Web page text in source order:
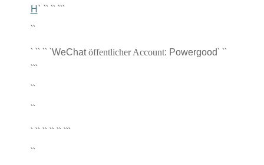
H ` `` `` ```
``
` `` `` `WeChatöffentlicher Account: Powergood` ``
```
``
``
` `` `` `` `` ```
``